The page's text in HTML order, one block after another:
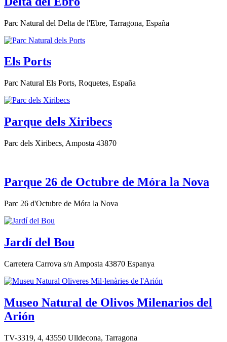
Parc Natural del Delta de l'Ebre, Tarragona, España
Els Ports
Parc Natural Els Ports, Roquetes, España
Parque dels Xiribecs
Parc dels Xiribecs, Amposta 43870
Parque 26 de Octubre de Móra la Nova
Parc 26 d'Octubre de Móra la Nova
Jardí del Bou
Carretera Carrova s/n Amposta 43870 Espanya
Museo Natural de Olivos Milenarios del
Arión
TV-3319, 4, 43550 Ulldecona, Tarragona